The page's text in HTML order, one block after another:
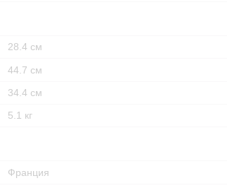
28.4 см
44.7 см
34.4 см
5.1 кг
Франция